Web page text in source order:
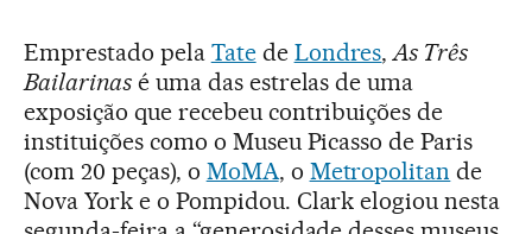
Emprestado pela Tatede Londres,As Três
Bailarinasé uma das estrelas de uma
exposição que recebeu contribuições de
instituições como o Museu Picasso de Paris
(com 20 peças), o MoMA, o Metropolitan de
Nova York e o Pompidou. Clark elogiou nesta